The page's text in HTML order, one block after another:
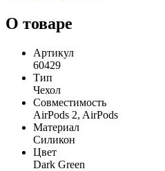
О товаре
Артикул
60429
Тип
Чехол
Совместимость
AirPods 2, AirPods
Материал
Силикон
Цвет
Dark Green